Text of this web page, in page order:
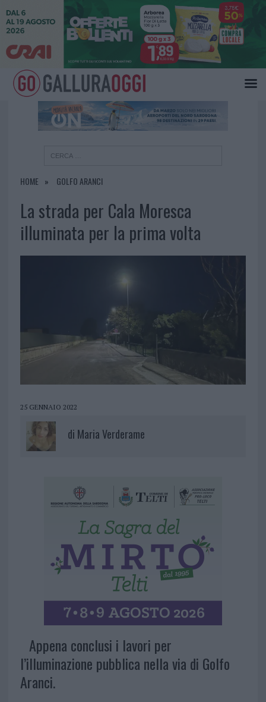
HOME GOLFO ARANCI
La strada per Cala Moresca
illuminata per la prima volta
25 GENNAIO 2022
di Maria Verderame
Appena conclusi i lavori per
l’illuminazione pubblica nella via di Golfo
Aranci.
×